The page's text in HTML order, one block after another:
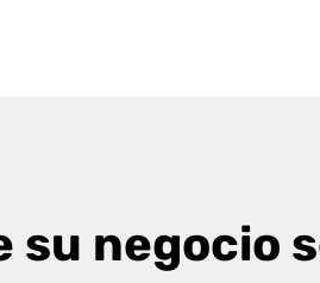
su negocio